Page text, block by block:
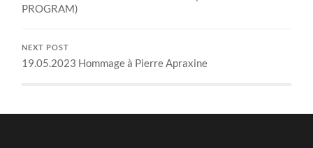
PROGRAM)
NEXT POST
19.05.2023 Hommage à Pierre Apraxine